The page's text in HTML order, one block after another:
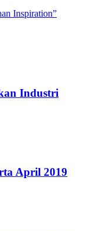
Inspiration”
Industri
April 2019